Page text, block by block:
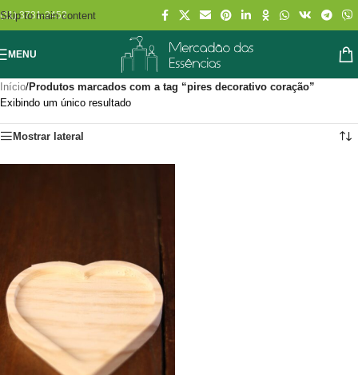
Skip to main content
(11) 3731-2452
MENU
Início/Produtos marcados com a tag “pires decorativo coração”
Exibindo um único resultado
Mostrar lateral